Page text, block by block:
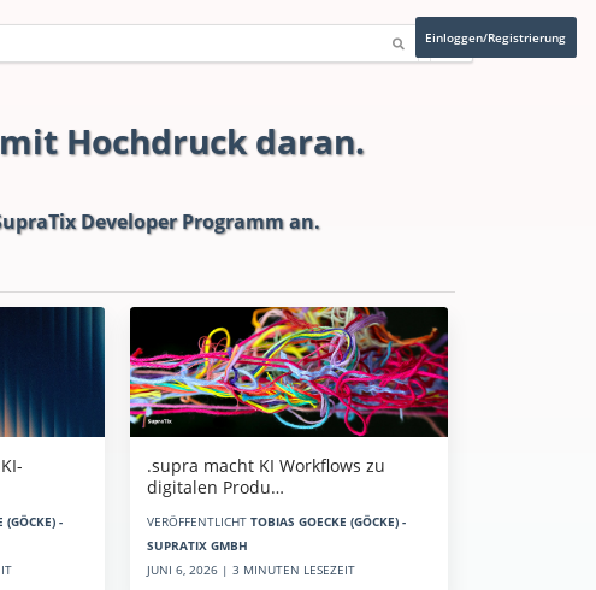
Einloggen/Registrierung
Hochdruck daran.
Developer Programman.
(GÖCKE) -
.supra macht KI Workflows zu
digitalen Produ…
VERÖFFENTLICHT TOBIAS GOECKE (GÖCKE) -
SUPRATIX GMBH
JUNI 6, 2026 | 3 MINUTEN LESEZEIT